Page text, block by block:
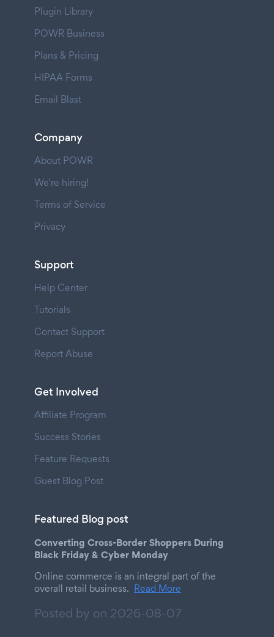
Plugin Library
POWR Business
Plans & Pricing
HIPAA Forms
Email Blast
Company
About POWR
We're hiring!
Terms of Service
Privacy
Support
Help Center
Tutorials
Contact Support
Report Abuse
Get Involved
Affiliate Program
Success Stories
Feature Requests
Guest Blog Post
Featured Blog post
Converting Cross-Border Shoppers During
Black Friday & Cyber Monday
Online commerce is an integral part of the
overall retail business. Read More
Posted by on 2026-08-07